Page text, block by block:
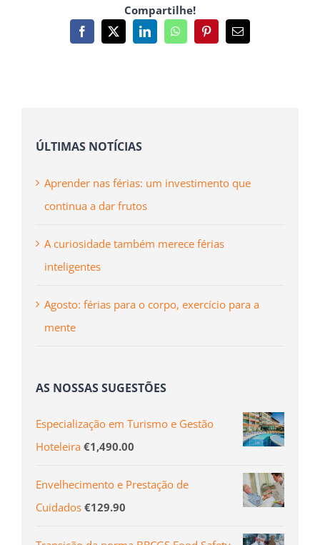
Compartilhe!
Facebook
X LinkedInWhatsAppPinterestEmail
(necessário
ÚLTIMAS NOTÍCIAS
Aprender nas férias: um investimento que
continua a dar frutos
A curiosidade também merece férias
inteligentes
Agosto: férias para o corpo, exercício para a
mente
AS NOSSAS SUGESTÕES
Especialização em Turismo e Gestão
Hoteleira €1,490.00
Envelhecimento e Prestação de
Cuidados €129.90